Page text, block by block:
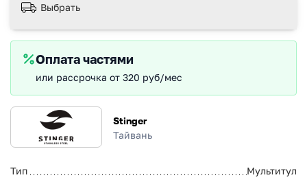
Stinger
Тайвань
Тип
Мультитул
Выбрать
Оплата частями
или рассрочка от 320 руб/мес